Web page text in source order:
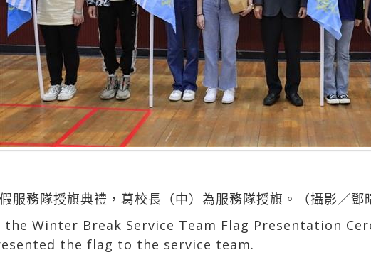
服務隊授旗典禮，葛校長（中）為服務隊授旗。（攝影／鄧
the Winter Break Service Team Flag Presentation
the flag to the service team.